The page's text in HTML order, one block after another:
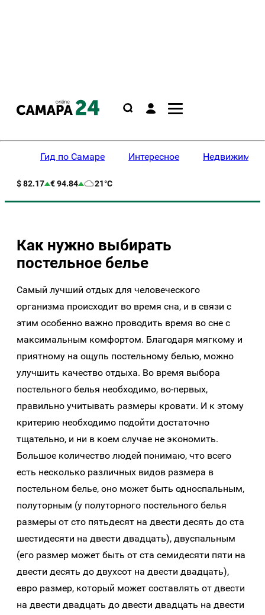
Гид по Самаре Интересное
$ 82.17 € 94.84 21°C
Как нужно выбирать
постельное белье
Самый лучший отдых для человеческого
организма происходит во время сна, и в связи с
этим особенно важно проводить время во сне с
максимальным комфортом. Благодаря мягкому и
приятному на ощупь постельному белью, можно
улучшить качество отдыха. Во время выбора
постельного белья необходимо, во-первых,
правильно учитывать размеры кровати. И к этому
критерию необходимо подойти достаточно
тщательно, и ни в коем случае не экономить.
Большое количество людей понимаю, что всего
есть несколько различных видов размера в
постельном белье, оно может быть односпальным,
полуторным (у полуторного постельного белья
размеры от сто пятьдесят на двести десять до ста
шестидесяти на двести двадцать), двуспальным
(его размер может быть от ста семидесяти пяти на
двести десять до двухсот на двести двадцать),
евро размер, который может составлять от двести
на двести двадцать до двести двадцать на двести